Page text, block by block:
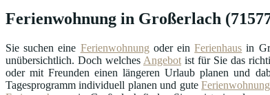
Ferienwohnung in Großerlach
Sie suchen eine Ferienwohnung oder einFerienhaus in
unübersichtlich. Doch welches Angebot ist für Sie das
oder mit Freunden einen längeren Urlaub planen und
Tagesprogramm individuell planen und gute